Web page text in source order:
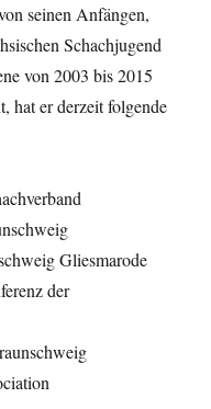
seinen Anfängen,
Schachjugend
von 2003 bis 2015
hat er derzeit folgende
Gliesmarode
der